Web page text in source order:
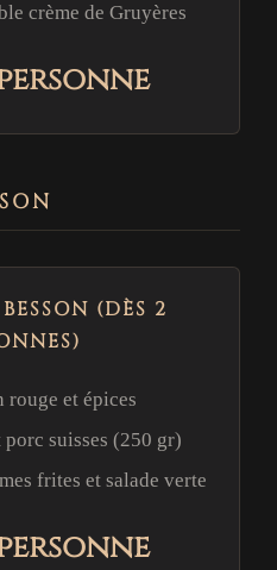
crème de Gruyères
(DÈS 2
rouge et épices
suisses (250 gr)
frites et salade verte